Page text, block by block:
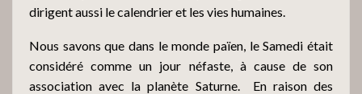
dirigent aussi le calendrier et les vies humaines.
Nous savons que dans le monde païen, le Samedi était
considéré comme un jour néfaste, à cause de son
association avec la planète Saturne.En raison des